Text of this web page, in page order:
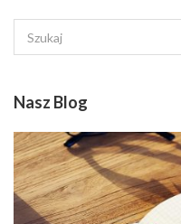
Nasz Blog